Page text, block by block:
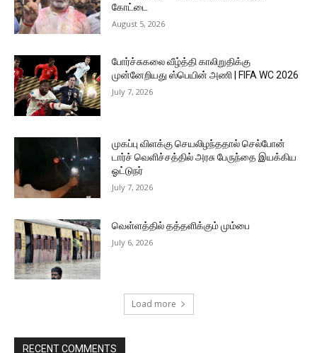
கோட்டை
August 5, 2026
போர்ச்சுகலை வீழ்த்தி காலிறுதிக்கு
முன்னேறியது ஸ்பெயின் அணி | FIFA WC 2026
July 7, 2026
முகப்பு விளக்கு செயலிழந்ததால் செல்போன்
டார்ச் வெளிச்சத்தில் அரசு பேருந்தை இயக்கிய
ஓட்டுநர்
July 7, 2026
வெள்ளத்தில் தத்தளிக்கும் மும்பை
July 6, 2026
Load more
RECENT COMMENTS